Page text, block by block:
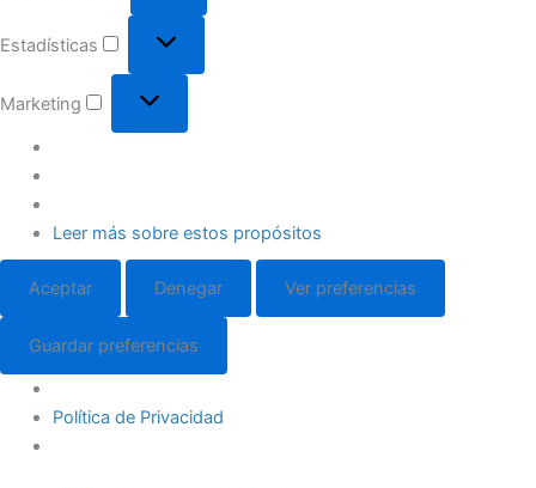
Estadísticas
Marketing
Leer más sobre estos propósitos
Aceptar Denegar Ver preferencias
Guardar preferencias
Política de Privacidad